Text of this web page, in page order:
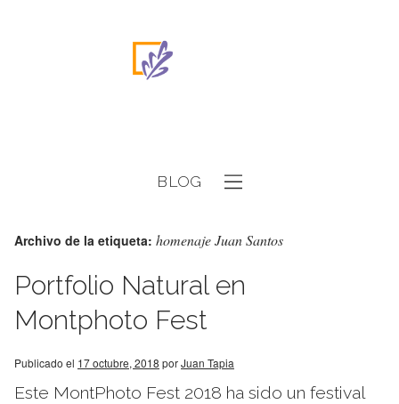
BLOG
Archivo de la etiqueta: homenaje Juan Santos
Portfolio Natural en
Montphoto Fest
Publicado el 17 octubre, 2018 porJuan Tapia
Este MontPhoto Fest 2018 ha sido un festival